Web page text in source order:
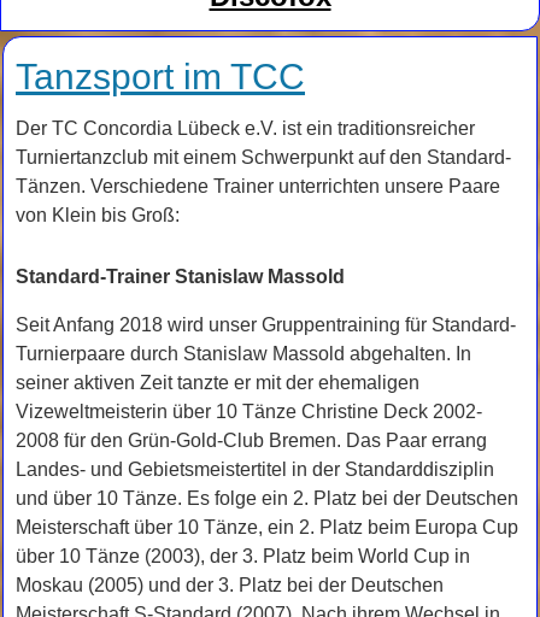
Tanzsport im TCC
Der TC Concordia Lübeck e.V. ist ein traditionsreicher
Turniertanzclub mit einem Schwerpunkt auf den Standard-
Tänzen. Verschiedene Trainer unterrichten unsere Paare
von Klein bis Groß:
Standard-Trainer Stanislaw Massold
Seit Anfang 2018 wird unser Gruppentraining für Standard-
Turnierpaare durch Stanislaw Massold abgehalten. In
seiner aktiven Zeit tanzte er mit der ehemaligen
Vizeweltmeisterin über 10 Tänze Christine Deck 2002-
2008 für den Grün-Gold-Club Bremen. Das Paar errang
Landes- und Gebietsmeistertitel in der Standarddisziplin
und über 10 Tänze. Es folge ein 2. Platz bei der Deutschen
Meisterschaft über 10 Tänze, ein 2. Platz beim Europa Cup
über 10 Tänze (2003), der 3. Platz beim World Cup in
Moskau (2005) und der 3. Platz bei der Deutschen